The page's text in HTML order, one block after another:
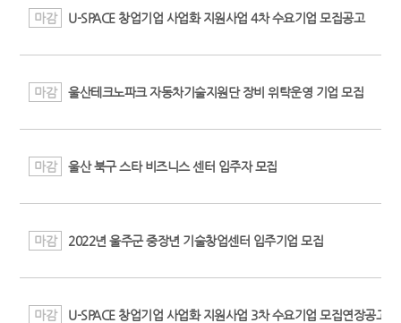
마감 U-SPACE 창업기업 사업화 지원사업 4차 수요기업 모집공고
마감 울산테크노파크 자동차기술지원단 장비 위탁운영 기업 모집
마감 울산 북구 스타 비즈니스 센터 입주자 모집
마감 2022년 울주군 중장년 기술창업센터 입주기업 모집
마감 U-SPACE 창업기업 사업화 지원사업 3차 수요기업 모집연장공고